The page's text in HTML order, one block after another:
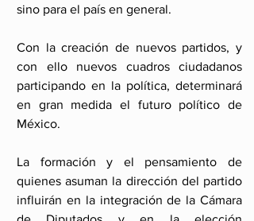
sino para el país en general.
Con la creación de nuevos partidos, y
con ello nuevos cuadros ciudadanos
participando en la política, determinará
en gran medida el futuro político de
México.
La formación y el pensamiento de
quienes asuman la dirección del partido
influirán en la integración de la Cámara